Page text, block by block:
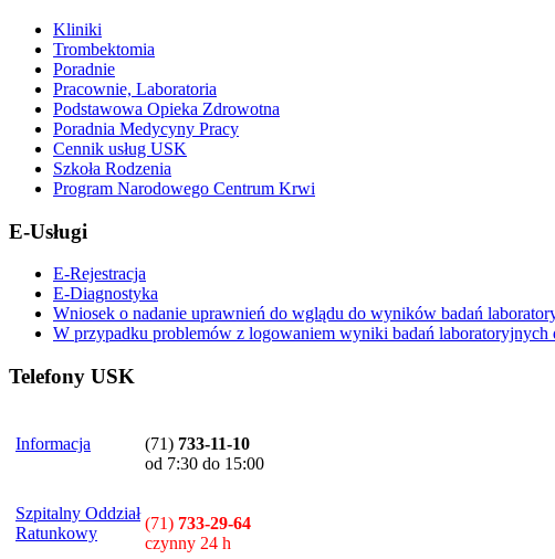
Kliniki
Trombektomia
Poradnie
Pracownie, Laboratoria
Podstawowa Opieka Zdrowotna
Poradnia Medycyny Pracy
Cennik usług USK
Szkoła Rodzenia
Program Narodowego Centrum Krwi
E-Usługi
E-Rejestracja
E-Diagnostyka
Wniosek o nadanie uprawnień do wglądu do wyników badań
W przypadku problemów z logowaniem wyniki badań laboratoryjnych
Telefony USK
Informacja (71) 733-11-10
od 7:30 do 15:00
Szpitalny Oddział
Ratunkowy
(71) 733-29-64
czynny 24 h